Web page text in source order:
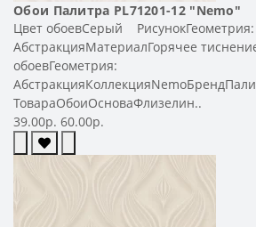
Обои Палитра PL71201-12 "Nemo"
Цвет обоевСерый РисунокГеометрия:
АбстракцияМатериалГорячее
обоевГеометрия:
ТовараОбоиОсноваФлизелин..
39.00р. 60.00р.